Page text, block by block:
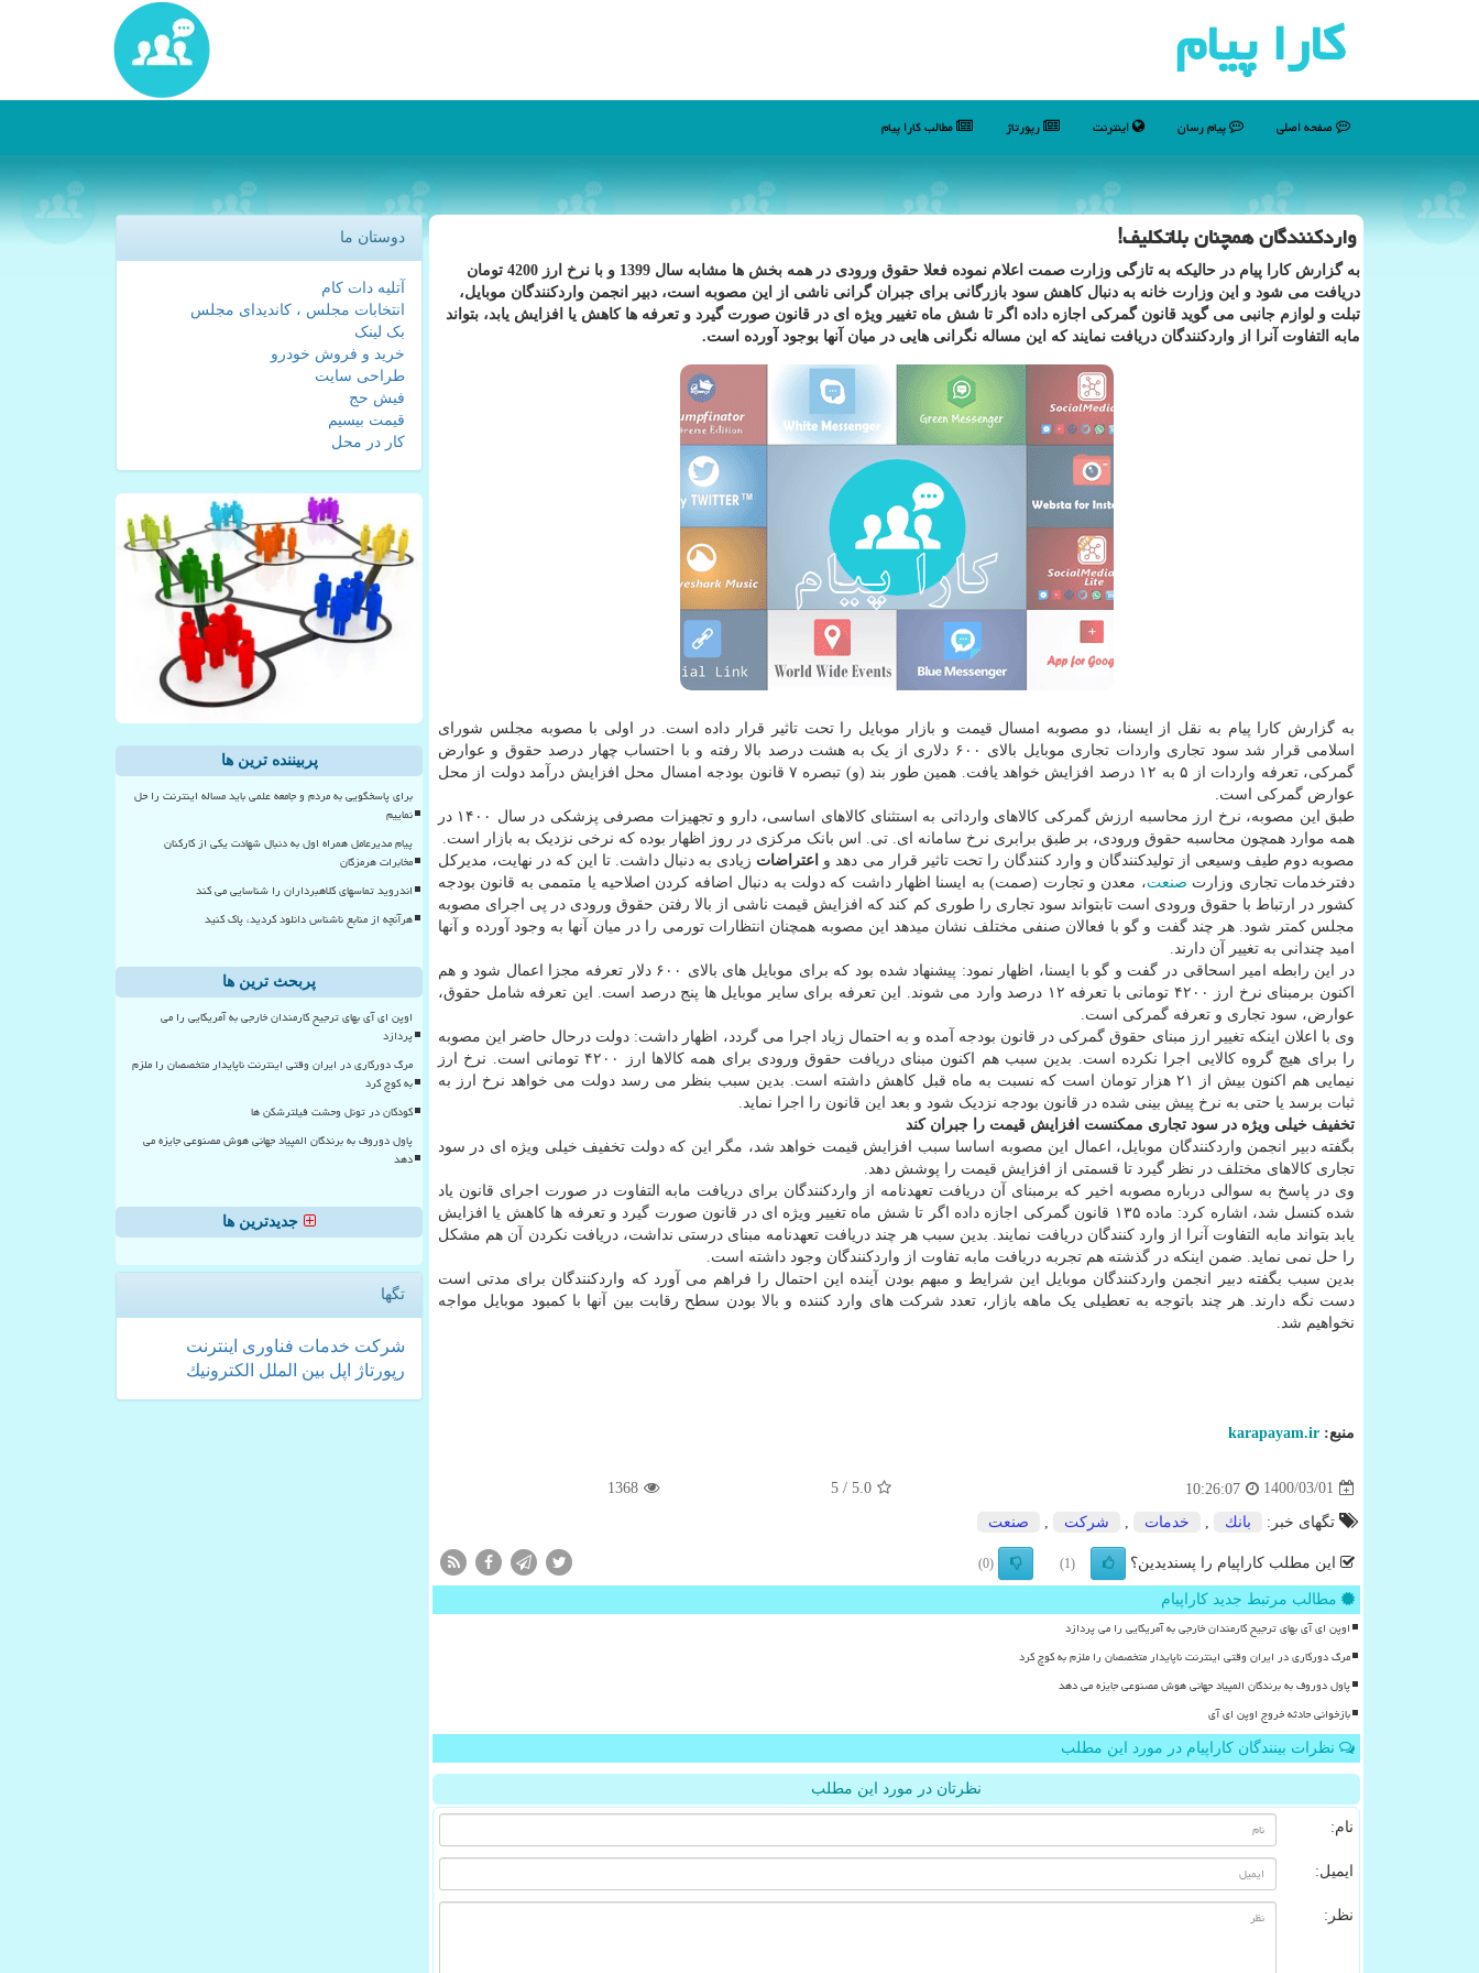
كارا پیام
صفحه اصلی پیام رسان اینترنت رپورتاژ مطالب كارا پیام
واردكنندگان همچنان بلاتكلیف!
به گزارش کارا پیام در حالیکه به تازگی وزارت صمت اعلام نموده فعلا حقوق ورودی در همه بخش ها مشابه سال 1399 و با نرخ ارز 4200 تومان
دریافت می شود و این وزارت خانه به دنبال کاهش سود بازرگانی برای جبران گرانی ناشی از این مصوبه است، دبیر انجمن واردکنندگان موبایل،
تبلت و لوازم جانبی می گوید قانون گمرکی اجازه داده اگر تا شش ماه تغییر ویژه ای در قانون صورت گیرد و تعرفه ها کاهش یا افزایش یابد، بتواند
مابه التفاوت آنرا از واردکنندگان دریافت نمایند که این مساله نگرانی هایی در میان آنها بوجود آورده است.
به گزارش کارا پیام به نقل از ایسنا، دو مصوبه امسال قیمت و بازار موبایل را تحت تاثیر قرار داده است. در اولی با مصوبه مجلس شورای
اسلامی قرار شد سود تجاری واردات تجاری موبایل بالای ۶۰۰ دلاری از یک به هشت درصد بالا رفته و با احتساب چهار درصد حقوق و عوارض
گمرکی، تعرفه واردات از ۵ به ۱۲ درصد افزایش خواهد یافت. همین طور بند (و) تبصره ۷ قانون بودجه امسال محل افزایش درآمد دولت از محل
عوارض گمرکی است.
طبق این مصوبه، نرخ ارز محاسبه ارزش گمرکی کالاهای وارداتی به استثنای کالاهای اساسی، دارو و تجهیزات مصرفی پزشکی در سال ۱۴۰۰ در
همه موارد همچون محاسبه حقوق ورودی، بر طبق برابری نرخ سامانه ای. تی. اس بانک مرکزی در روز اظهار بوده که نرخی نزدیک به بازار است.
مصوبه دوم طیف وسیعی از تولیدکنندگان و وارد کنندگان را تحت تاثیر قرار می دهد و اعتراضات زیادی به دنبال داشت. تا این که در نهایت، مدیرکل
دفترخدمات تجاری وزارت صنعت، معدن و تجارت (صمت) به ایسنا اظهار داشت که دولت به دنبال اضافه کردن اصلاحیه یا متممی به قانون بودجه
کشور در ارتباط با حقوق ورودی است تابتواند سود تجاری را طوری کم کند که افزایش قیمت ناشی از بالا رفتن حقوق ورودی در پی اجرای مصوبه
مجلس کمتر شود. هر چند گفت و گو با فعالان صنفی مختلف نشان میدهد این مصوبه همچنان انتظارات تورمی را در میان آنها به وجود آورده و آنها
امید چندانی به تغییر آن دارند.
در این رابطه امیر اسحاقی در گفت و گو با ایسنا، اظهار نمود: پیشنهاد شده بود که برای موبایل های بالای ۶۰۰ دلار تعرفه مجزا اعمال شود و هم
اکنون برمبنای نرخ ارز ۴۲۰۰ تومانی با تعرفه ۱۲ درصد وارد می شوند. این تعرفه برای سایر موبایل ها پنج درصد است. این تعرفه شامل حقوق،
عوارض، سود تجاری و تعرفه گمرکی است.
وی با اعلان اینکه تغییر ارز مبنای حقوق گمرکی در قانون بودجه آمده و به احتمال زیاد اجرا می گردد، اظهار داشت: دولت درحال حاضر این مصوبه
را برای هیچ گروه کالایی اجرا نکرده است. بدین سبب هم اکنون مبنای دریافت حقوق ورودی برای همه کالاها ارز ۴۲۰۰ تومانی است. نرخ ارز
نیمایی هم اکنون بیش از ۲۱ هزار تومان است که نسبت به ماه قبل کاهش داشته است. بدین سبب بنظر می رسد دولت می خواهد نرخ ارز به
ثبات برسد یا حتی به نرخ پیش بینی شده در قانون بودجه نزدیک شود و بعد این قانون را اجرا نماید.
تخفیف خیلی ویژه در سود تجاری ممکنست افزایش قیمت را جبران کند
بگفته دبیر انجمن واردکنندگان موبایل، اعمال این مصوبه اساسا سبب افزایش قیمت خواهد شد، مگر این که دولت تخفیف خیلی ویژه ای در سود
تجاری کالاهای مختلف در نظر گیرد تا قسمتی از افزایش قیمت را پوشش دهد.
وی در پاسخ به سوالی درباره مصوبه اخیر که برمبنای آن دریافت تعهدنامه از واردکنندگان برای دریافت مابه التفاوت در صورت اجرای قانون یاد
شده کنسل شد، اشاره کرد: ماده ۱۳۵ قانون گمرکی اجازه داده اگر تا شش ماه تغییر ویژه ای در قانون صورت گیرد و تعرفه ها کاهش یا افزایش
یابد بتواند مابه التفاوت آنرا از وارد کنندگان دریافت نمایند. بدین سبب هر چند دریافت تعهدنامه مبنای درستی نداشت، دریافت نکردن آن هم مشکل
را حل نمی نماید. ضمن اینکه در گذشته هم تجربه دریافت مابه تفاوت از واردکنندگان وجود داشته است.
بدین سبب بگفته دبیر انجمن واردکنندگان موبایل این شرایط و مبهم بودن آینده این احتمال را فراهم می آورد که واردکنندگان برای مدتی است
دست نگه دارند. هر چند باتوجه به تعطیلی یک ماهه بازار، تعدد شرکت های وارد کننده و بالا بودن سطح رقابت بین آنها با کمبود موبایل مواجه
نخواهیم شد.
منبع: karapayam.ir
1400/03/01
10:26:07
5.0
/ 5
1368
تگهای خبر: بانك خدمات شركت صنعت
این مطلب کاراپیام را پسندیدین؟ (1)
(0)
مطالب مرتبط جدید کاراپیام
اوپن ای آی بهای ترجیح کارمندان خارجی به آمریکایی را می پردازد
مرگ دورکاری در ایران وقتی اینترنت ناپایدار متخصصان را ملزم به کوچ کرد
پاول دوروف به برندگان المپیاد جهانی هوش مصنوعی جایزه می دهد
بازخوانی حادثه خروج اوپن ای آی
نظرات بینندگان کاراپیام در مورد این مطلب
نظرتان در مورد این مطلب
نام:
ایمیل:
نظر:
دوستان ما
آتلیه دات کام
انتخابات مجلس ، کاندیدای مجلس
بک لینک
خرید و فروش خودرو
طراحی سایت
فیش حج
قیمت بیسیم
کار در محل
پربیننده ترین ها
برای پاسخگویی به مردم و جامعه علمی باید مساله اینترنت را حل
نماییم
پیام مدیرعامل همراه اول به دنبال شهادت یکی از کارکنان
مخابرات هرمزگان
اندروید تماسهای کلاهبرداران را شناسایی می کند
هرآنچه از منابع ناشناس دانلود کردید، پاک کنید
پربحث ترین ها
اوپن ای آی بهای ترجیح کارمندان خارجی به آمریکایی را می
پردازد
مرگ دورکاری در ایران وقتی اینترنت ناپایدار متخصصان را ملزم
به کوچ کرد
کودکان در تونل وحشت فیلترشکن ها
پاول دوروف به برندگان المپیاد جهانی هوش مصنوعی جایزه می
دهد
جدیدترین ها
تگها
شركت خدمات فناوری اینترنت
رپورتاژ
اپل بین الملل الكترونیك